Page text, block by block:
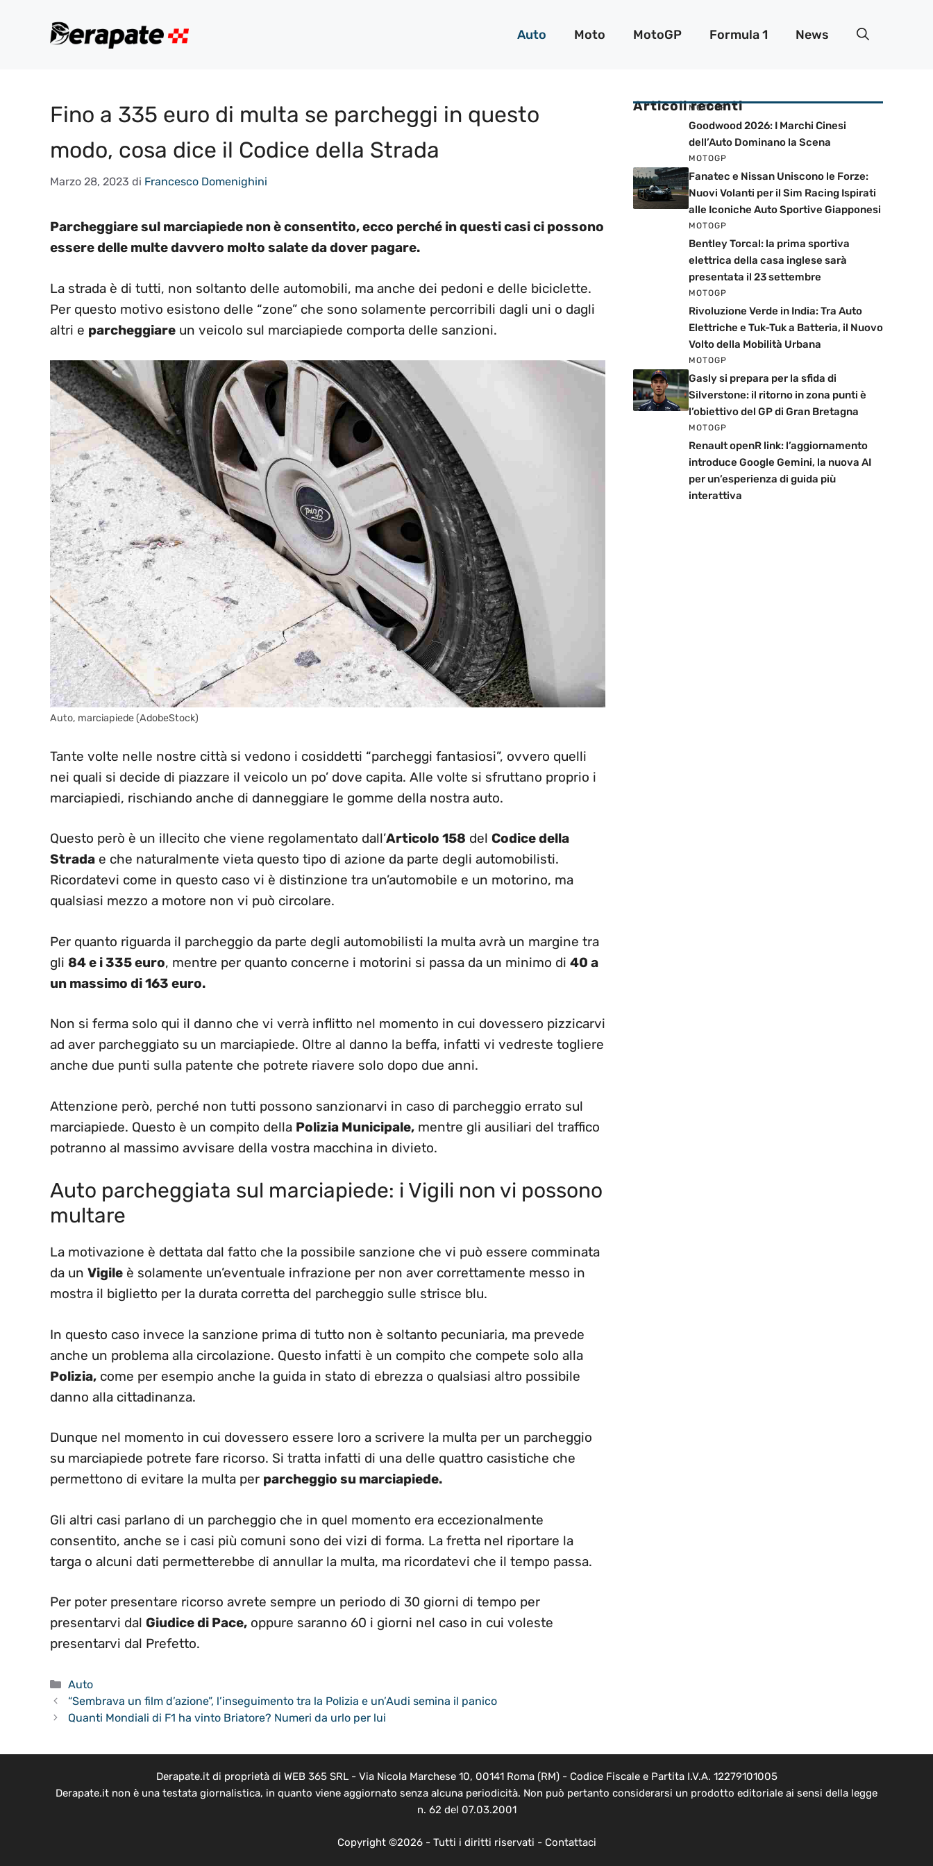
Auto Moto MotoGP Formula 1 News
Fino a 335 euro di multa se parcheggi in questo
modo, cosa dice il Codice della Strada
Marzo 28, 2023 di Francesco Domenighini
Parcheggiare sul marciapiede non è consentito, ecco perché in questi casi ci possono
essere delle multe davvero molto salate da dover pagare.
La strada è di tutti, non soltanto delle automobili, ma anche dei pedoni e delle biciclette.
Per questo motivo esistono delle “zone” che sono solamente percorribili dagli uni o dagli
altri e parcheggiare un veicolo sul marciapiede comporta delle sanzioni.
Auto, marciapiede (AdobeStock)
Tante volte nelle nostre città si vedono i cosiddetti “parcheggi fantasiosi”, ovvero quelli
nei quali si decide di piazzare il veicolo un po’ dove capita. Alle volte si sfruttano proprio i
marciapiedi, rischiando anche di danneggiare le gomme della nostra auto.
Questo però è un illecito che viene regolamentato dall’Articolo 158 del Codice della
Strada e che naturalmente vieta questo tipo di azione da parte degli automobilisti.
Ricordatevi come in questo caso vi è distinzione tra un’automobile e un motorino, ma
qualsiasi mezzo a motore non vi può circolare.
Per quanto riguarda il parcheggio da parte degli automobilisti la multa avrà un margine tra
gli 84 e i 335 euro, mentre per quanto concerne i motorini si passa da un minimo di 40 a
un massimo di 163 euro.
Non si ferma solo qui il danno che vi verrà inflitto nel momento in cui dovessero pizzicarvi
ad aver parcheggiato su un marciapiede. Oltre al danno la beffa, infatti vi vedreste togliere
anche due punti sulla patente che potrete riavere solo dopo due anni.
Attenzione però, perché non tutti possono sanzionarvi in caso di parcheggio errato sul
marciapiede. Questo è un compito della Polizia Municipale, mentre gli ausiliari del traffico
potranno al massimo avvisare della vostra macchina in divieto.
Auto parcheggiata sul marciapiede: i Vigili non vi possono
multare
La motivazione è dettata dal fatto che la possibile sanzione che vi può essere comminata
da un Vigile è solamente un’eventuale infrazione per non aver correttamente messo in
mostra il biglietto per la durata corretta del parcheggio sulle strisce blu.
In questo caso invece la sanzione prima di tutto non è soltanto pecuniaria, ma prevede
anche un problema alla circolazione. Questo infatti è un compito che compete solo alla
Polizia, come per esempio anche la guida in stato di ebrezza o qualsiasi altro possibile
danno alla cittadinanza.
Dunque nel momento in cui dovessero essere loro a scrivere la multa per un parcheggio
su marciapiede potrete fare ricorso. Si tratta infatti di una delle quattro casistiche che
permettono di evitare la multa per parcheggio su marciapiede.
Gli altri casi parlano di un parcheggio che in quel momento era eccezionalmente
consentito, anche se i casi più comuni sono dei vizi di forma. La fretta nel riportare la
targa o alcuni dati permetterebbe di annullar la multa, ma ricordatevi che il tempo passa.
Per poter presentare ricorso avrete sempre un periodo di 30 giorni di tempo per
presentarvi dal Giudice di Pace, oppure saranno 60 i giorni nel caso in cui voleste
presentarvi dal Prefetto.
Categorie
Auto
“Sembrava un film d’azione”, l’inseguimento tra la Polizia e un’Audi semina il panico
Quanti Mondiali di F1 ha vinto Briatore? Numeri da urlo per lui
Articoli recenti
MOTOGP
Goodwood 2026: I Marchi Cinesi
dell’Auto Dominano la Scena
MOTOGP
Fanatec e Nissan Uniscono le Forze:
Nuovi Volanti per il Sim Racing Ispirati
alle Iconiche Auto Sportive Giapponesi
MOTOGP
Bentley Torcal: la prima sportiva
elettrica della casa inglese sarà
presentata il 23 settembre
MOTOGP
Rivoluzione Verde in India: Tra Auto
Elettriche e Tuk-Tuk a Batteria, il Nuovo
Volto della Mobilità Urbana
MOTOGP
Gasly si prepara per la sfida di
Silverstone: il ritorno in zona punti è
l’obiettivo del GP di Gran Bretagna
MOTOGP
Renault openR link: l’aggiornamento
introduce Google Gemini, la nuova AI
per un’esperienza di guida più
interattiva
Derapate.it di proprietà di WEB 365 SRL - Via Nicola Marchese 10, 00141 Roma (RM) - Codice Fiscale e Partita I.V.A. 12279101005
Derapate.it non è una testata giornalistica, in quanto viene aggiornato senza alcuna periodicità. Non può pertanto considerarsi un prodotto editoriale ai sensi della legge
n. 62 del 07.03.2001
Copyright ©2026 - Tutti i diritti riservati - Contattaci